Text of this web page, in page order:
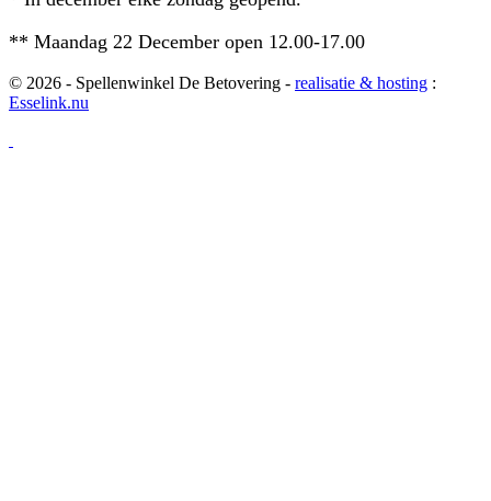
** Maandag 22 December open 12.00-17.00
© 2026 - Spellenwinkel De Betovering - realisatie & hosting :
Esselink.nu